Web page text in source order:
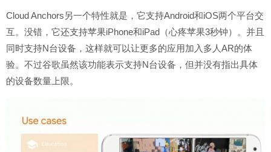
Cloud Anchors另一个特性就是，它支持Android和iOS两个平台交
互。没错，它还支持苹果iPhone和iPad（心疼苹果3秒钟）。并且
同时支持N台设备，这样就可以让更多的应用加入多人AR的体
验。不过谷歌虽然该功能表示支持N台设备，但并没有指出具体
的设备数量上限。